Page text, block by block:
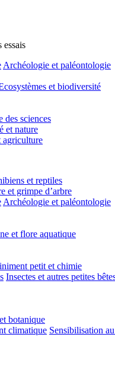
essais
Archéologie et paléontologie
et biodiversité
des sciences
et nature
agriculture
et reptiles
et grimpe d’arbre
Archéologie et paléontologie
et flore aquatique
petit et chimie
Insectes et autres petites
botanique
climatique Sensibilisation